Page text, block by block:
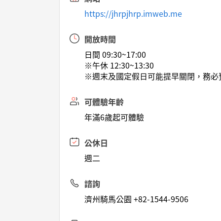
https://jhrpjhrp.imweb.me
開放時間
日間 09:30~17:00
※午休 12:30~13:30
※週末及國定假日可能提早關閉，務必
可體驗年齡
年滿6歲起可體驗
公休日
週二
諮詢
濟州騎馬公園 +82-1544-9506